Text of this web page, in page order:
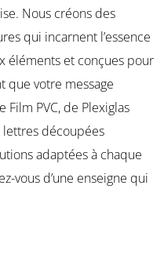
Nous créons des
qui incarnent l’essence
éléments et conçues pour
que votre message
Film PVC, de Plexiglas
découpées
adaptées à chaque
vous d’une enseigne qui